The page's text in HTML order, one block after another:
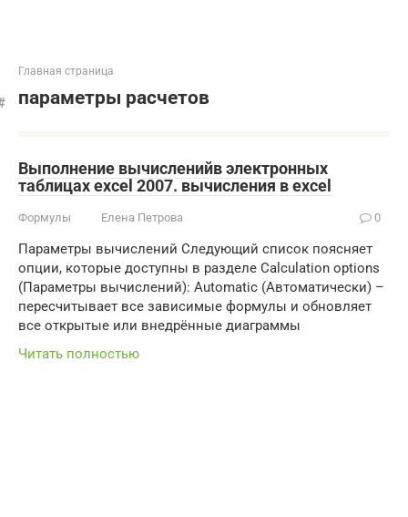
Главная страница
параметры расчетов
Выполнение вычисленийв электронных
таблицах excel 2007. вычисления в excel
Формулы Елена Петрова 0
Параметры вычислений Следующий список поясняет
опции, которые доступны в разделе Calculation options
(Параметры вычислений): Automatic (Автоматически) –
пересчитывает все зависимые формулы и обновляет
все открытые или внедрённые диаграммы
Читать полностью